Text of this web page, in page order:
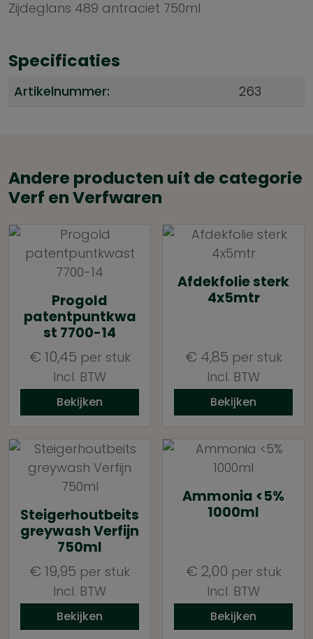
Zijdeglans 489 antraciet 750ml
Specificaties
Artikelnummer: 263
Andere producten uit de categorie
Verf en Verfwaren
Progold
patentpuntkwa
st 7700-14
€ 10,45 per stuk
Incl. BTW
Bekijken
Afdekfolie sterk
4x5mtr
€ 4,85 per stuk
Incl. BTW
Bekijken
Steigerhoutbeits
greywash Verfijn
750ml
€ 19,95 per stuk
Incl. BTW
Bekijken
Ammonia <5%
1000ml
€ 2,00 per stuk
Incl. BTW
Bekijken